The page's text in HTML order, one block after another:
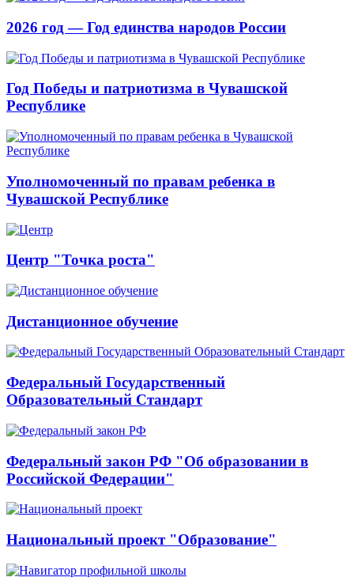
2026 год — Год единства народов России
Год Победы и патриотизма в Чувашской
Республике
Уполномоченный по правам ребенка в
Чувашской Республике
Центр "Точка роста"
Дистанционное обучение
Федеральный Государственный
Образовательный Стандарт
Федеральный закон РФ "Об образовании в
Российской Федерации"
Национальный проект "Образование"